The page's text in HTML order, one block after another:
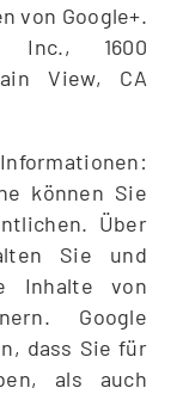
von Google+.
Inc., 1600
View, CA
können Sie
Über
Sie und
Inhalte von
Google
dass Sie für
als auch